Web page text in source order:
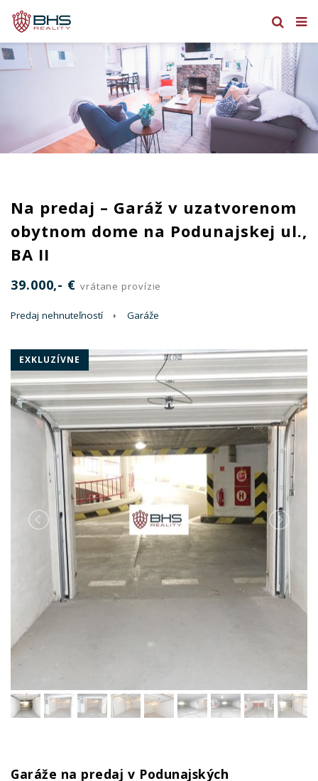
Na predaj – Garáž v uzatvorenom
obytnom dome na Podunajskej ul.,
BA II
39.000,- € vrátane provízie
Predaj nehnuteľností Garáže
EXKLUZÍVNE
Garáže na predaj v Podunajských